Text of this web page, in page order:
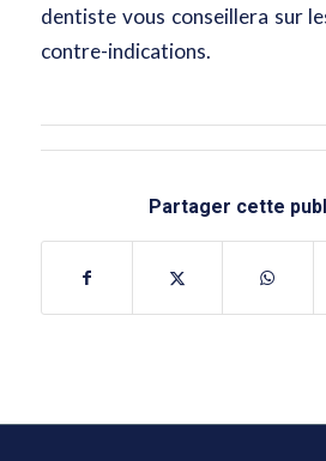
dentiste vous conseillera sur
contre-indications.
Partager cette